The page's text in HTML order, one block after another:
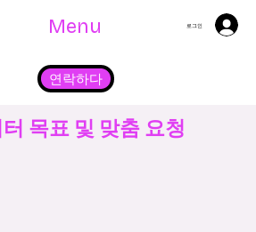
Menu
연락하다
로그인
목표 및 맞춤 요청